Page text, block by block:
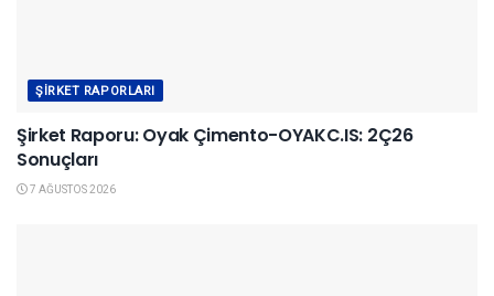
ŞIRKET RAPORLARI
Şirket Raporu: Oyak Çimento-OYAKC.IS: 2Ç26
Sonuçları
7 AĞUSTOS 2026